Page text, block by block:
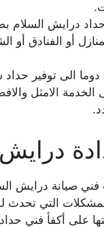
درايش السلام
أو الفنادق أو
الى توفير
الخدمة الامثل
صيانة درايش
التي تحدث
على أكفأ فني